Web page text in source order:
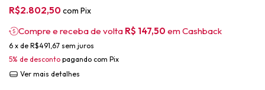
R$2.802,50com Pix
Compre e receba de volta R$ 147,50 em Cashback
6 x de R$491,67 sem juros
5% de desconto pagando com Pix
Ver mais detalhes